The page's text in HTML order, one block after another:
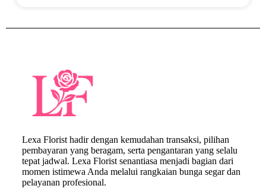
Lexa Florist hadir dengan kemudahan transaksi, pilihan
pembayaran yang beragam, serta pengantaran yang selalu
tepat jadwal. Lexa Florist senantiasa menjadi bagian dari
momen istimewa Anda melalui rangkaian bunga segar dan
pelayanan profesional.